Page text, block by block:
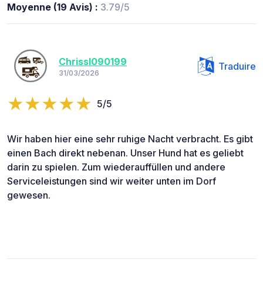
Moyenne (19 Avis) : 3.79/5
Chrissl090199
31/03/2026
Traduire
5/5
Wir haben hier eine sehr ruhige Nacht verbracht. Es gibt
einen Bach direkt nebenan. Unser Hund hat es geliebt
darin zu spielen. Zum wiederauffüllen und andere
Serviceleistungen sind wir weiter unten im Dorf
gewesen.